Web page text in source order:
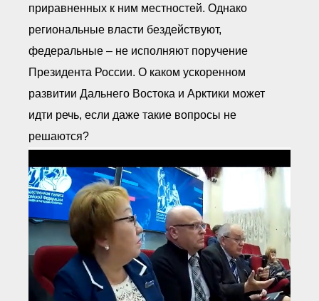
приравненных к ним местностей. Однако
региональные власти бездействуют,
федеральные – не исполняют поручение
Президента России. О каком ускоренном
развитии Дальнего Востока и Арктики может
идти речь, если даже такие вопросы не
решаются?